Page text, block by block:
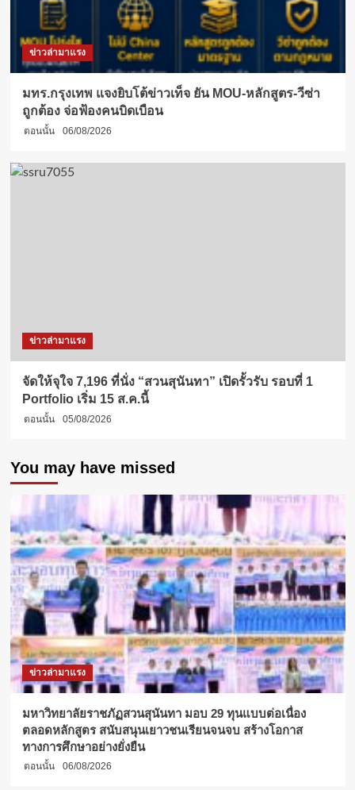
ข่าวล่ามาแรง
มทร.กรุงเทพ แจงยิบโต้ข่าวเท็จ ยัน MOU-หลักสูตร-วีซ่า
ถูกต้อง จ่อฟ้องคนบิดเบือน
ตอนนั้น 06/08/2026
ข่าวล่ามาแรง
จัดให้จุใจ 7,196 ที่นั่ง “สวนสุนันทา” เปิดรั้วรับ รอบที่ 1
Portfolio เริ่ม 15 ส.ค.นี้
ตอนนั้น 05/08/2026
You may have missed
ข่าวล่ามาแรง
มหาวิทยาลัยราชภัฏสวนสุนันทา มอบ 29 ทุนแบบต่อเนื่อง
ตลอดหลักสูตร สนับสนุนเยาวชนเรียนจนจบ สร้างโอกาส
ทางการศึกษาอย่างยั่งยืน
ตอนนั้น 06/08/2026